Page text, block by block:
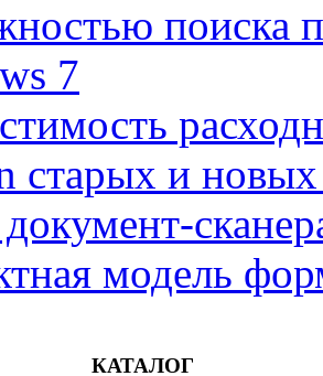
поиска
7
старых и новых
модель
КАТАЛОГ